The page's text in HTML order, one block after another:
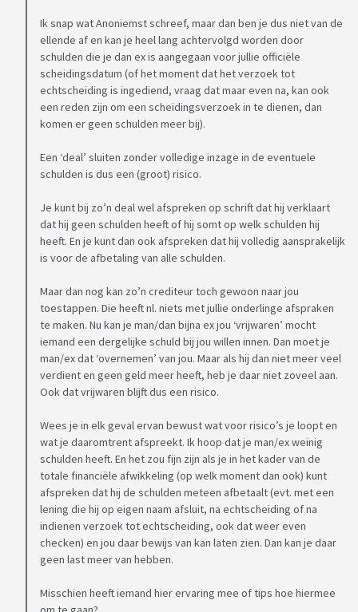
Ik snap wat Anoniemst schreef, maar dan ben je dus niet van de
ellende af en kan je heel lang achtervolgd worden door
schulden die je dan ex is aangegaan voor jullie officiële
scheidingsdatum (of het moment dat het verzoek tot
echtscheiding is ingediend, vraag dat maar even na, kan ook
een reden zijn om een scheidingsverzoek in te dienen, dan
komen er geen schulden meer bij).
Een ‘deal’ sluiten zonder volledige inzage in de eventuele
schulden is dus een (groot) risico.
Je kunt bij zo’n deal wel afspreken op schrift dat hij verklaart
dat hij geen schulden heeft of hij somt op welk schulden hij
heeft. En je kunt dan ook afspreken dat hij volledig aansprakelijk
is voor de afbetaling van alle schulden.
Maar dan nog kan zo’n crediteur toch gewoon naar jou
toestappen. Die heeft nl. niets met jullie onderlinge afspraken
te maken. Nu kan je man/dan bijna ex jou ‘vrijwaren’ mocht
iemand een dergelijke schuld bij jou willen innen. Dan moet je
man/ex dat ‘overnemen’ van jou. Maar als hij dan niet meer veel
verdient en geen geld meer heeft, heb je daar niet zoveel aan.
Ook dat vrijwaren blijft dus een risico.
Wees je in elk geval ervan bewust wat voor risico’s je loopt en
wat je daaromtrent afspreekt. Ik hoop dat je man/ex weinig
schulden heeft. En het zou fijn zijn als je in het kader van de
totale financiële afwikkeling (op welk moment dan ook) kunt
afspreken dat hij de schulden meteen afbetaalt (evt. met een
lening die hij op eigen naam afsluit, na echtscheiding of na
indienen verzoek tot echtscheiding, ook dat weer even
checken) en jou daar bewijs van kan laten zien. Dan kan je daar
geen last meer van hebben.
Misschien heeft iemand hier ervaring mee of tips hoe hiermee